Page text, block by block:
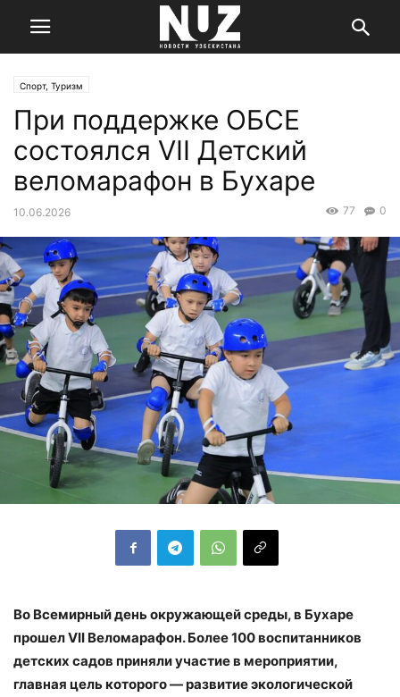
Спорт, Туризм
При поддержке ОБСЕ
состоялся VII Детский
веломарафон в Бухаре
10.06.2026 0
77
Во Всемирный день окружающей среды, в Бухаре
прошел VII Веломарафон. Более 100 воспитанников
детских садов приняли участие в мероприятии,
главная цель которого — развитие экологической